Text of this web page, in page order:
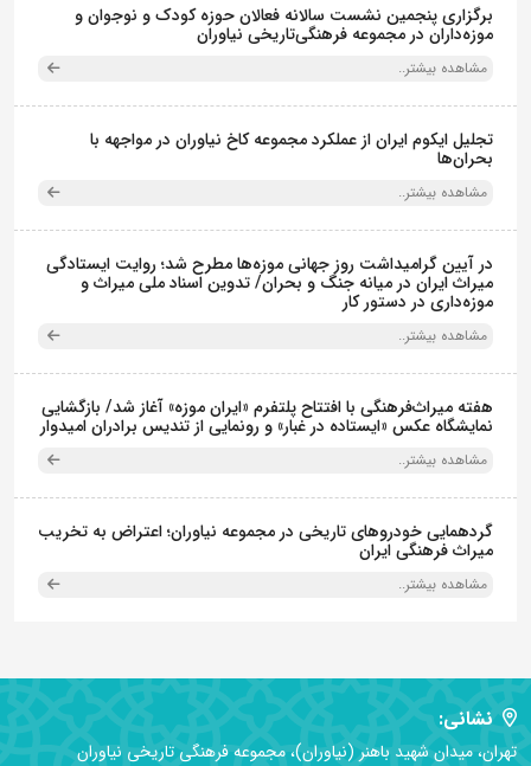
برگزاری پنجمین نشست سالانه فعالان حوزه کودک و نوجوان و
موزه‌داران در مجموعه فرهنگی‌تاریخی نیاوران
مشاهده بیشتر..
تجلیل ایکوم ایران از عملکرد مجموعه کاخ نیاوران در مواجهه با
بحران‌ها
مشاهده بیشتر..
در آیین گرامیداشت روز جهانی موزه‌ها مطرح شد؛ روایت ایستادگی
میراث ایران در میانه جنگ و بحران/ تدوین اسناد ملی میراث و
موزه‌داری در دستور کار
مشاهده بیشتر..
هفته میراث‌فرهنگی با افتتاح پلتفرم «ایران موزه» آغاز شد/ بازگشایی
نمایشگاه عکس «ایستاده در غبار» و رونمایی از تندیس برادران امیدوار
مشاهده بیشتر..
گردهمایی خودروهای تاریخی در مجموعه نیاوران؛ اعتراض به تخریب
میراث فرهنگی ایران
مشاهده بیشتر..
نشانی:
تهران، میدان شهید باهنر (نیاوران)، مجموعه فرهنگی تاریخی نیاوران